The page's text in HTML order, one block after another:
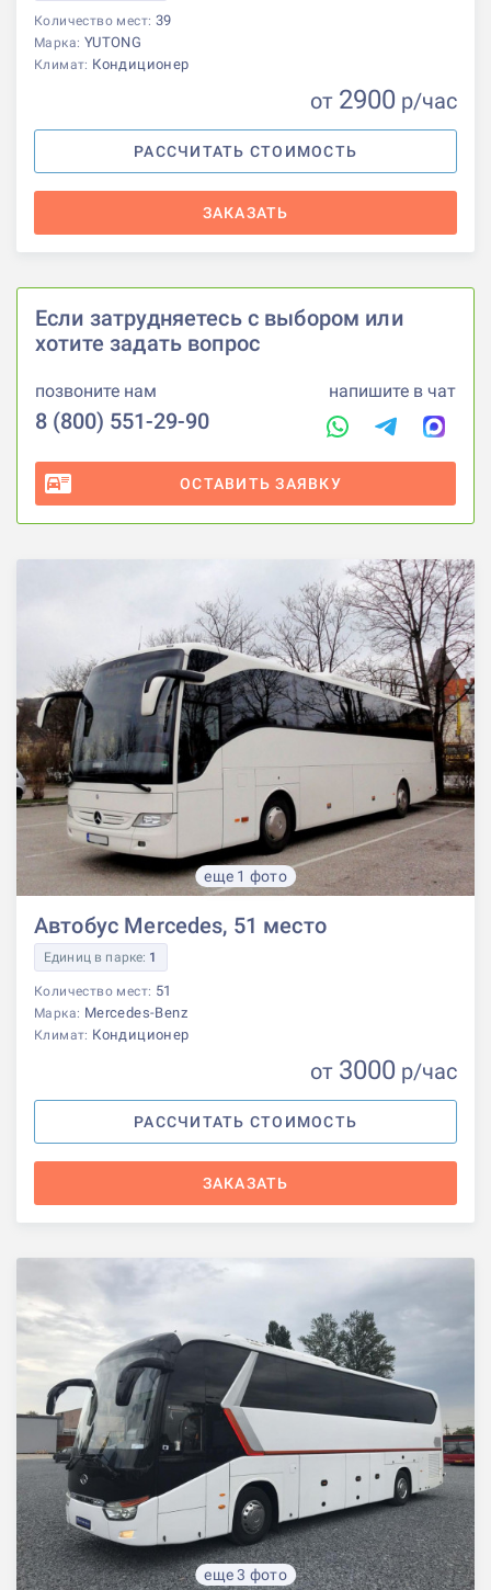
Количество мест: 39
Марка: YUTONG
Климат: Кондиционер
от 2900 р/час
РАССЧИТАТЬ СТОИМОСТЬ
ЗАКАЗАТЬ
еще 1 фото
Автобус Mercedes, 51 место
Единиц в парке: 1
Количество мест: 51
Марка: Mercedes-Benz
Климат: Кондиционер
от 3000 р/час
РАССЧИТАТЬ СТОИМОСТЬ
ЗАКАЗАТЬ
еще 3 фото
Если затрудняетесь с выбором или
хотите задать вопрос
позвоните нам
8 (800) 551-29-90
напишите в чат
ОСТАВИТЬ ЗАЯВКУ